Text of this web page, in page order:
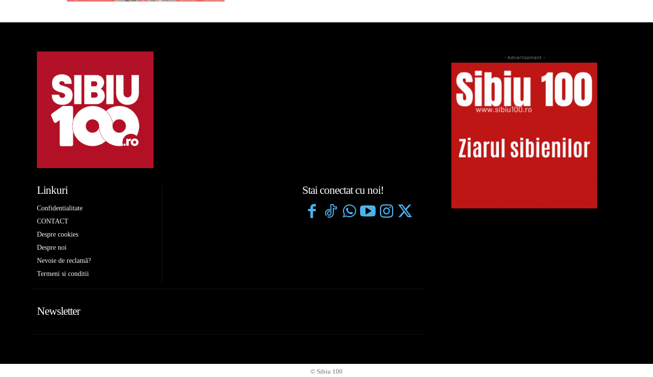
Linkuri
Confidentialitate
CONTACT
Despre cookies
Despre noi
Nevoie de reclamă?
Termeni si conditii
Stai conectat cu noi!
Newsletter
- Advertisement -
© Sibiu 100